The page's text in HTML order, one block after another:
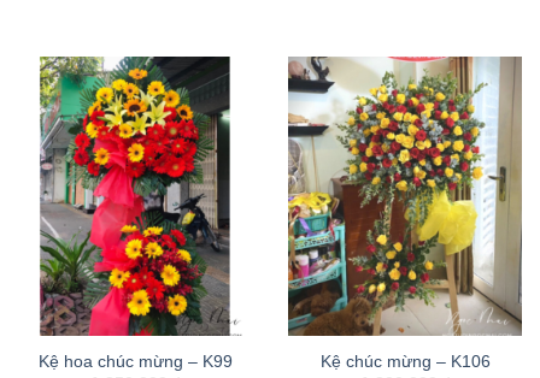
Kệ hoa chúc mừng – K99
Kệ chúc mừng – K106